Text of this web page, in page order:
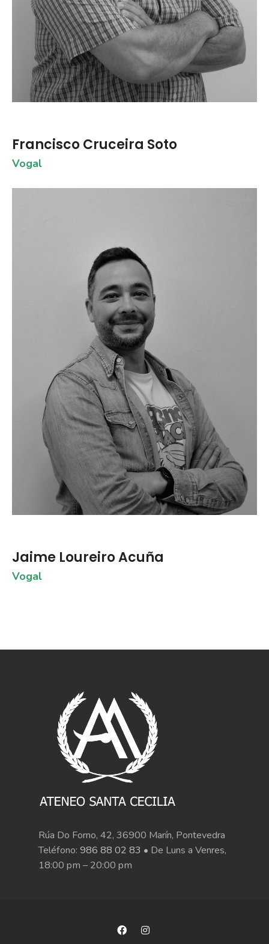
Francisco Cruceira Soto
Vogal
Jaime Loureiro Acuña
Vogal
Rúa Do Forno, 42, 36900 Marín, Pontevedra
Teléfono: 986 88 02 83 • De Luns a Venres,
18:00 pm – 20:00 pm